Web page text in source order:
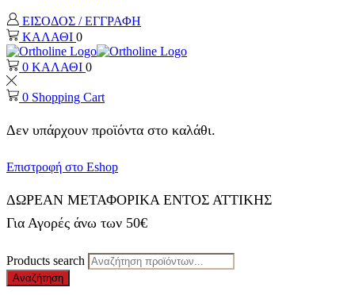
ΕΙΣΟΔΟΣ / ΕΓΓΡΑΦΗ
ΚΑΛΑΘΙ 0
0 ΚΑΛΑΘΙ 0
0 Shopping Cart
Δεν υπάρχουν προϊόντα στο καλάθι.
Επιστροφή στο Eshop
ΔΩΡΕΑΝ ΜΕΤΑΦΟΡΙΚΑ ΕΝΤΟΣ ΑΤΤΙΚΗΣ
Για Αγορές άνω των 50€
Products search
Αναζήτηση